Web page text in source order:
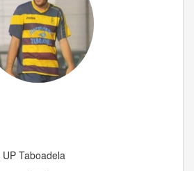
UP Taboadela